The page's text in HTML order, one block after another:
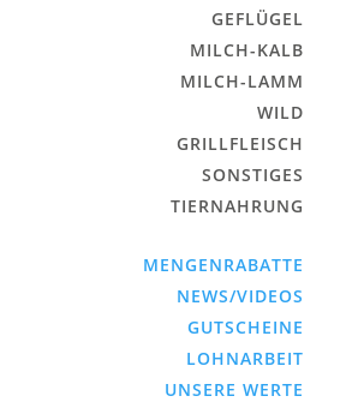
GEFLÜGEL
MILCH-KALB
MILCH-LAMM
WILD
GRILLFLEISCH
SONSTIGES
TIERNAHRUNG
MENGENRABATTE
NEWS/VIDEOS
GUTSCHEINE
LOHNARBEIT
UNSERE WERTE